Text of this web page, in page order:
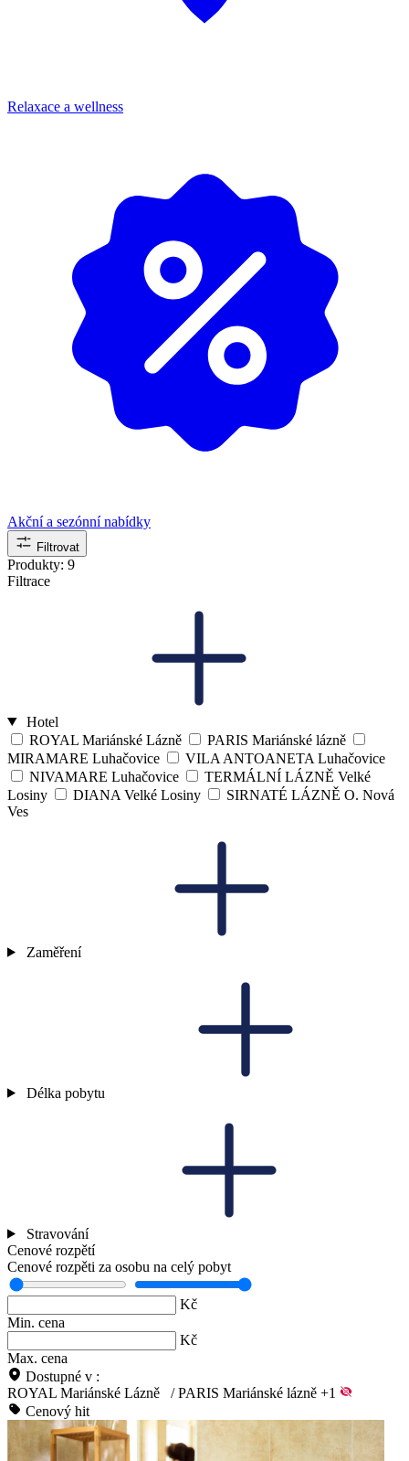
Relaxace a wellness
Akční a sezónní nabídky
Filtrovat
Produkty: 9
Filtrace
Hotel
ROYAL Mariánské Lázně
PARIS Mariánské lázně
MIRAMARE Luhačovice
VILA ANTOANETA Luhačovice
NIVAMARE Luhačovice
TERMÁLNÍ LÁZNĚ Velké
Losiny
DIANA Velké Losiny
SIRNATÉ LÁZNĚ O. Nová
Ves
Zaměření
Délka pobytu
Stravování
Cenové rozpětí
Cenové rozpěti za osobu na celý pobyt
Kč
Min. cena
Kč
Max. cena
Dostupné v :
ROYAL Mariánské Lázně
/ PARIS Mariánské lázně +1
Cenový hit